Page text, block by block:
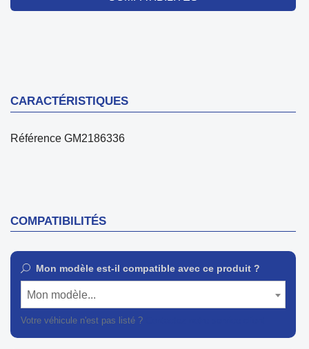
CARACTÉRISTIQUES
Référence GM2186336
COMPATIBILITÉS
Mon modèle est-il compatible avec ce produit ?
Mon modèle...
Votre véhicule n'est pas listé ?